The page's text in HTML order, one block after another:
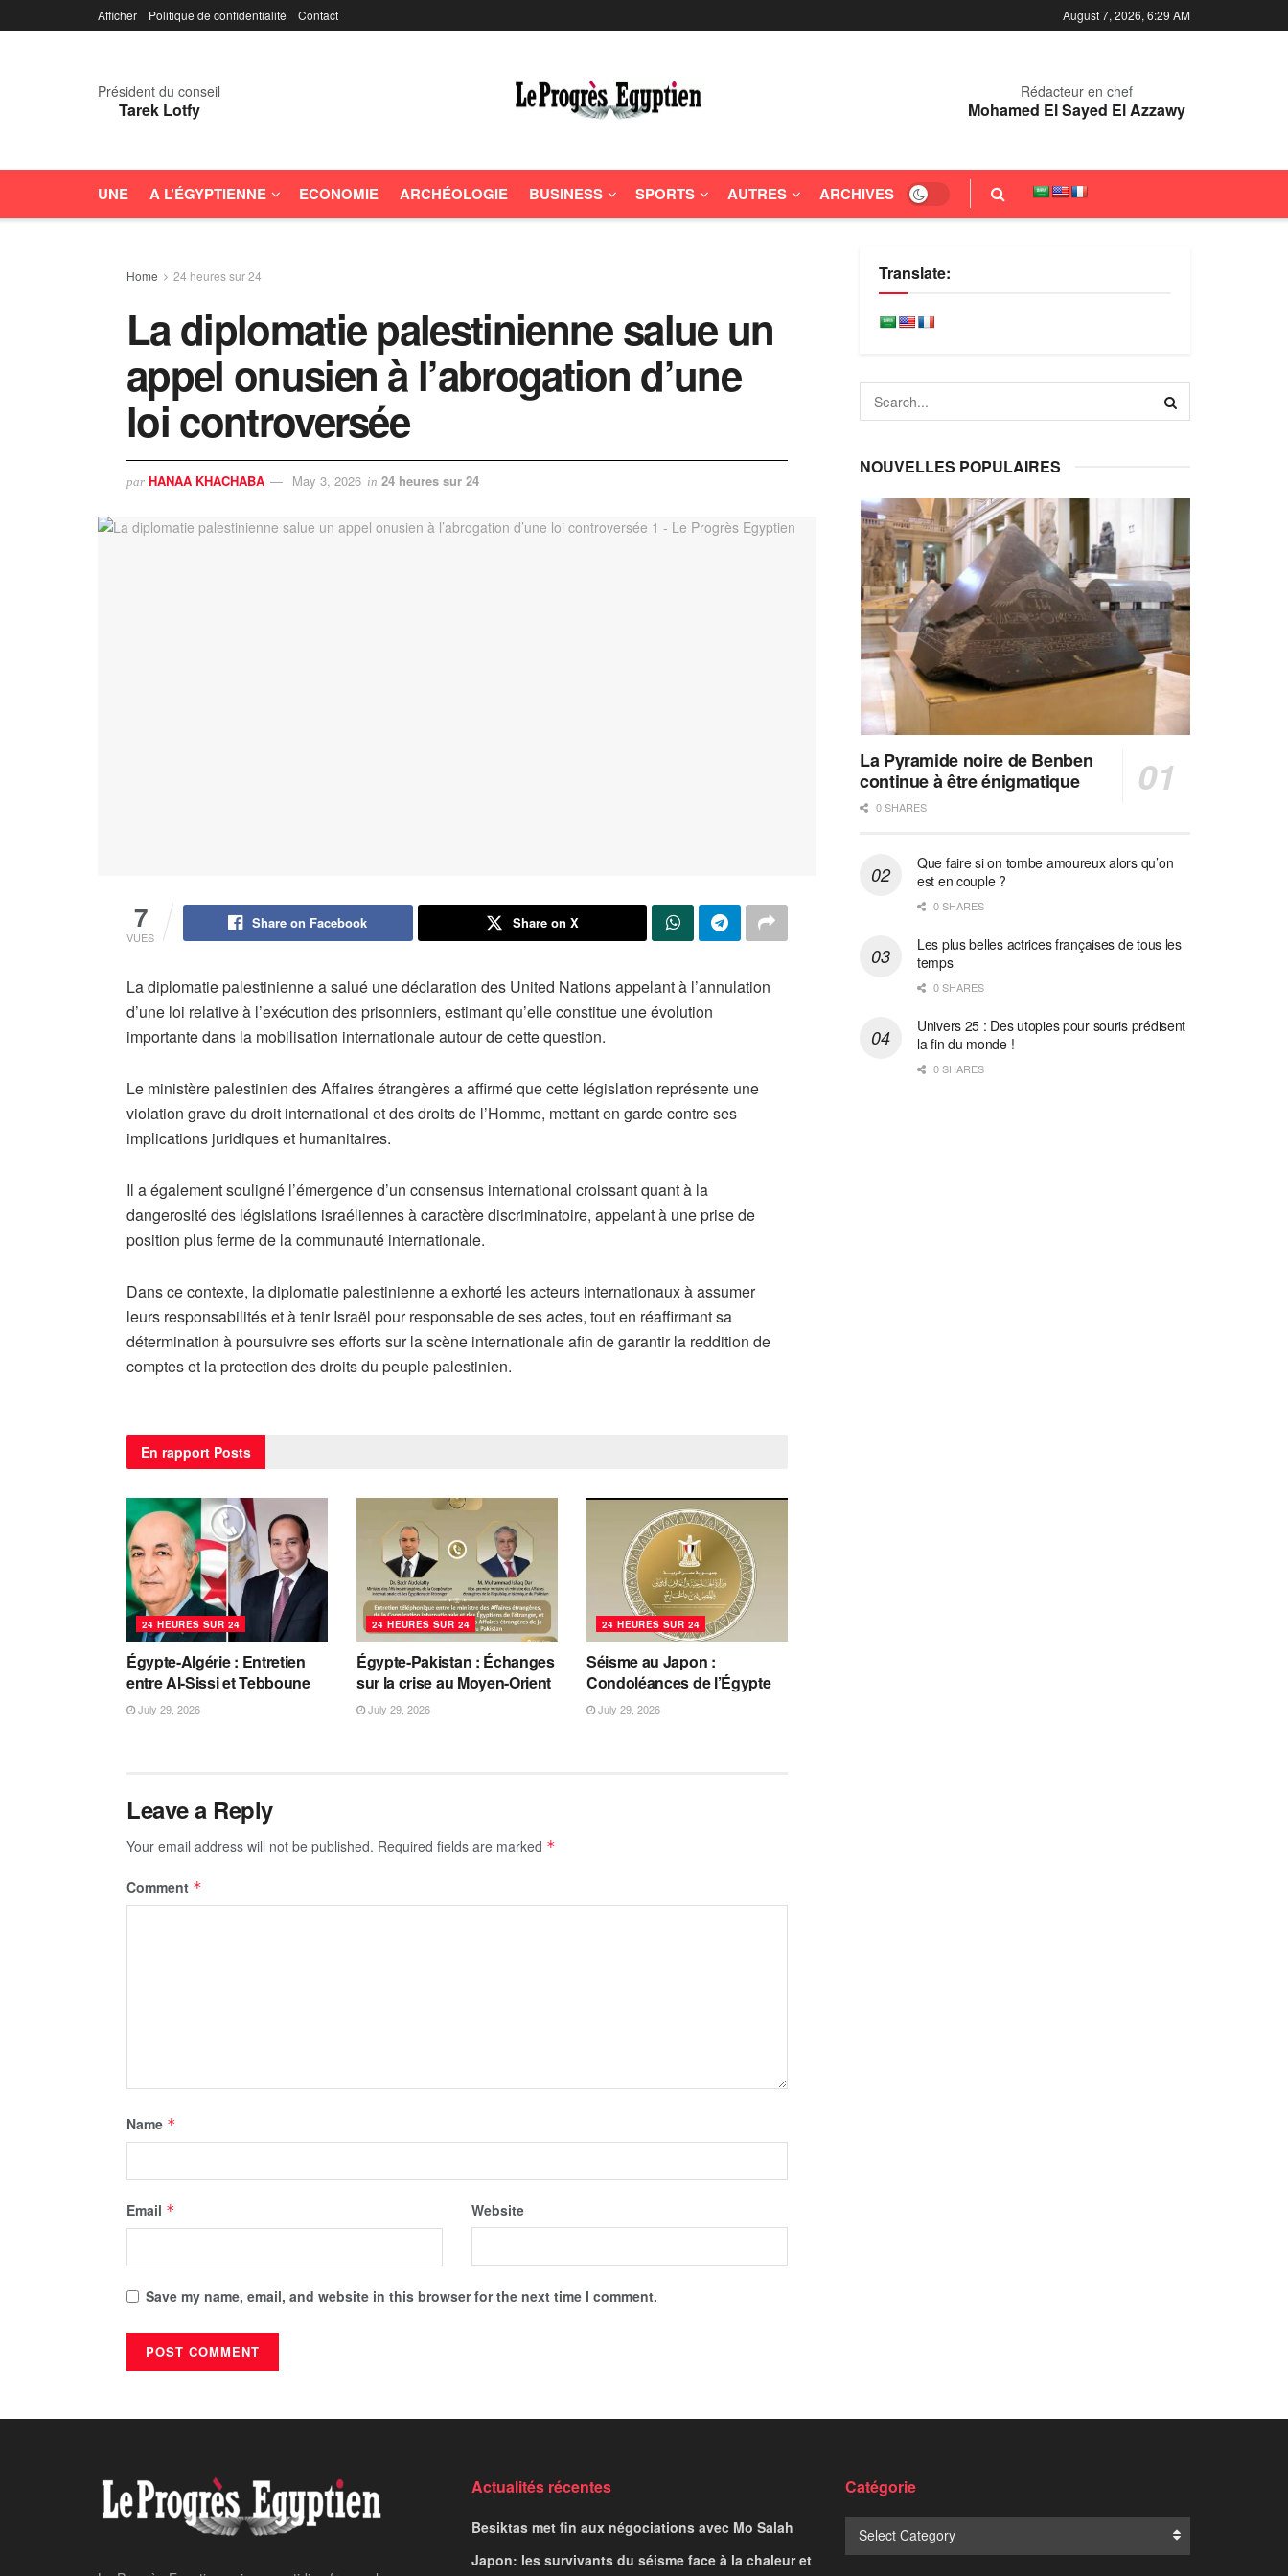
Afficher Politique de confidentialité Contact August 7, 2026, 6:29 AM
Président du conseil
Tarek Lotfy
Rédacteur en chef
Mohamed El Sayed El Azzawy
UNE A L’ÉGYPTIENNE ECONOMIE ARCHÉOLOGIE BUSINESS SPORTS AUTRES ARCHIVES
Home 24 heures sur 24
La diplomatie palestinienne salue un
appel onusien à l’abrogation d’une
loi controversée
par HANAA KHACHABA May 3, 2026 in 24 heures sur 24
7
VUES
Share on Facebook Share on X
La diplomatie palestinienne a salué une déclaration des United Nations appelant à l’annulation
d’une loi relative à l’exécution des prisonniers, estimant qu’elle constitue une évolution
importante dans la mobilisation internationale autour de cette question.
Le ministère palestinien des Affaires étrangères a affirmé que cette législation représente une
violation grave du droit international et des droits de l’Homme, mettant en garde contre ses
implications juridiques et humanitaires.
Il a également souligné l’émergence d’un consensus international croissant quant à la
dangerosité des législations israéliennes à caractère discriminatoire, appelant à une prise de
position plus ferme de la communauté internationale.
Dans ce contexte, la diplomatie palestinienne a exhorté les acteurs internationaux à assumer
leurs responsabilités et à tenir Israël pour responsable de ses actes, tout en réaffirmant sa
détermination à poursuivre ses efforts sur la scène internationale afin de garantir la reddition de
comptes et la protection des droits du peuple palestinien.
En rapport Posts
24 HEURES SUR 24
Égypte-Algérie : Entretien
entre Al-Sissi et Tebboune
July 29, 2026
24 HEURES SUR 24
Égypte-Pakistan : Échanges
sur la crise au Moyen-Orient
July 29, 2026
24 HEURES SUR 24
Séisme au Japon :
Condoléances de l’Égypte
July 29, 2026
Leave a Reply
Your email address will not be published. Required fields are marked *
Comment *
Name *
Email * Website
Save my name, email, and website in this browser for the next time I comment.
Translate:
NOUVELLES POPULAIRES
La Pyramide noire de Benben
continue à être énigmatique
0 SHARES
Que faire si on tombe amoureux alors qu’on
est en couple ?
0 SHARES
Les plus belles actrices françaises de tous les
temps
0 SHARES
Univers 25 : Des utopies pour souris prédisent
la fin du monde !
0 SHARES
Actualités récentes
Besiktas met fin aux négociations avec Mo Salah
Japon: les survivants du séisme face à la chaleur et
Catégorie
Select Category